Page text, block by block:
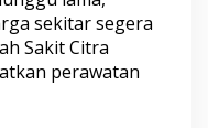
sekitar segera
Sakit Citra
perawatan